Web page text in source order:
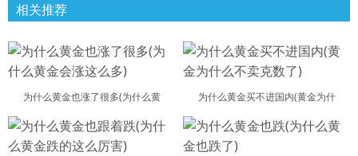
相关推荐
为什么黄金也涨了很多(为什么黄 为什么黄金买不进国内(黄金为什